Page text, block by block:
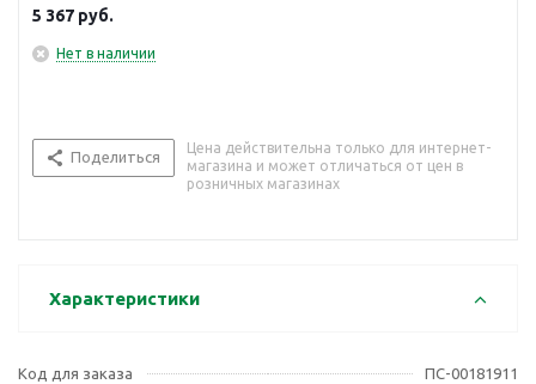
5 367 руб.
Нет в наличии
Поделиться
Цена действительна только для интернет-
магазина и может отличаться от цен в
розничных магазинах
Характеристики
Код для заказа
ПС-00181911